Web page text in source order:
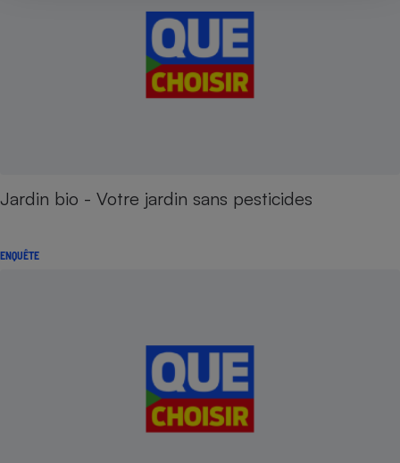
Jardin bio - Votre jardin sans pesticides
ENQUÊTE